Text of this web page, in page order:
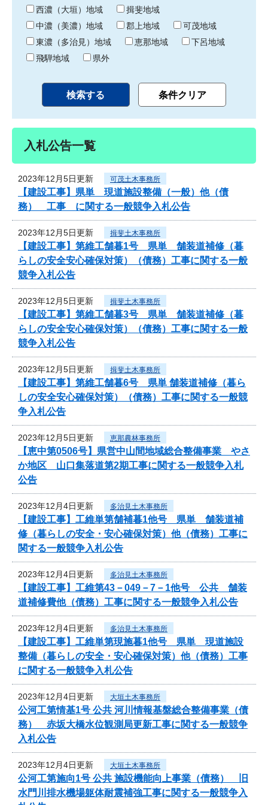
り 西濃（大垣）地域
揖斐地域
中濃（美濃）地域
郡上地域
可茂地域
東濃（多治見）地域
恵那地域
下呂地域
飛騨地域
県外
入札公告一覧
2023年12月5日更新 可茂土木事務所
【建設工事】県単 現道施設整備（一般）他（債
務） 工事 に関する一般競争入札公告
2023年12月5日更新 揖斐土木事務所
【建設工事】第維工舗暮1号 県単 舗装道補修（暮
らしの安全安心確保対策）（債務）工事に関する一般
競争入札公告
2023年12月5日更新 揖斐土木事務所
【建設工事】第維工舗暮3号 県単 舗装道補修（暮
らしの安全安心確保対策）（債務）工事に関する一般
競争入札公告
2023年12月5日更新 揖斐土木事務所
【建設工事】第維工舗暮6号 県単 舗装道補修（暮ら
しの安全安心確保対策）（債務）工事に関する一般競
争入札公告
2023年12月5日更新 恵那農林事務所
【恵中第0506号】県営中山間地域総合整備事業 やさ
か地区 山口集落道第2期工事に関する一般競争入札
公告
2023年12月4日更新 多治見土木事務所
【建設工事】工維単第舗補暮1他号 県単 舗装道補
修（暮らしの安全・安心確保対策）他（債務）工事に
関する一般競争入札公告
2023年12月4日更新 多治見土木事務所
【建設工事】工維第43－049－7－1他号 公共 舗装
道補修費他（債務）工事に関する一般競争入札公告
2023年12月4日更新 多治見土木事務所
【建設工事】工維単第現施暮1他号 県単 現道施設
整備（暮らしの安全・安心確保対策）他（債務）工事
に関する一般競争入札公告
2023年12月4日更新 大垣土木事務所
公河工第情基1号 公共 河川情報基盤総合整備事業（債
務） 赤坂大橋水位観測局更新工事に関する一般競争
入札公告
2023年12月4日更新 大垣土木事務所
公河工第施向1号 公共 施設機能向上事業（債務） 旧
水門川排水機場躯体耐震補強工事に関する一般競争入